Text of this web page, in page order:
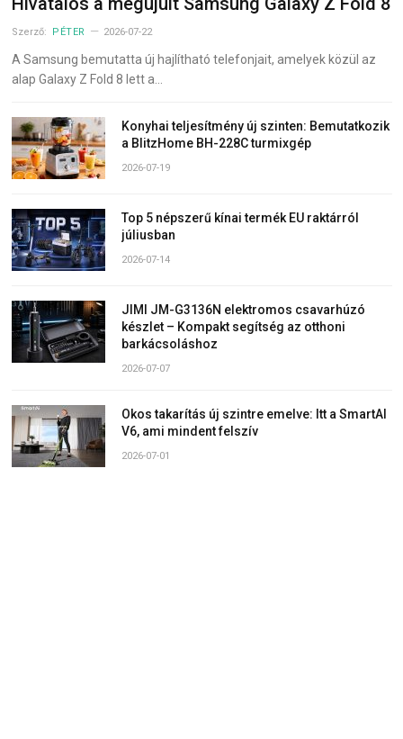
Szerző: PÉTER 2026-07-22
A Samsung bemutatta új hajlítható telefonjait, amelyek közül az
alap Galaxy Z Fold 8 lett a…
Konyhai teljesítmény új szinten: Bemutatkozik
a BlitzHome BH-228C turmixgép
2026-07-19
Top 5 népszerű kínai termék EU raktárról
júliusban
2026-07-14
JIMI JM-G3136N elektromos csavarhúzó
készlet – Kompakt segítség az otthoni
barkácsoláshoz
2026-07-07
Okos takarítás új szintre emelve: Itt a SmartAI
V6, ami mindent felszív
2026-07-01